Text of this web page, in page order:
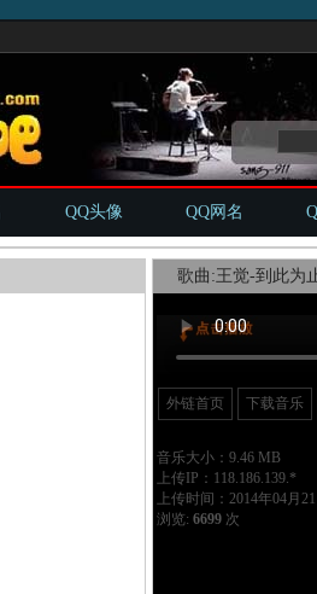
QQ头像 QQ网名
歌曲:王觉-到此为
外链首页 下载音乐
音乐大小：9.46 MB
上传IP：118.186.139.*
上传时间：2014年04月
浏览: 6699次